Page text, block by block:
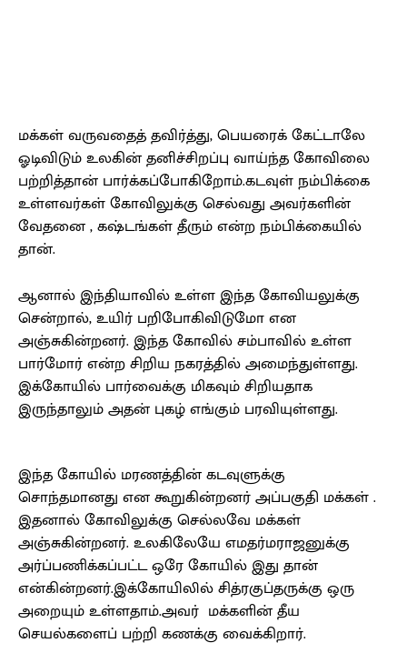
மக்கள் வருவதைத் தவிர்த்து, பெயரைக் கேட்டாலே
ஓடிவிடும் உலகின் தனிச்சிறப்பு வாய்ந்த கோவிலை
பற்றித்தான் பார்க்கப்போகிறோம்.கடவுள் நம்பிக்கை
உள்ளவர்கள் கோவிலுக்கு செல்வது அவர்களின்
வேதனை , கஷ்டங்கள் தீரும் என்ற நம்பிக்கையில்
தான்.
ஆனால் இந்தியாவில் உள்ள இந்த கோவியலுக்கு
சென்றால், உயிர் பறிபோகிவிடுமோ என
அஞ்சுகின்றனர். இந்த கோவில் சம்பாவில் உள்ள
பார்மோர் என்ற சிறிய நகரத்தில் அமைந்துள்ளது.
இக்கோயில் பார்வைக்கு மிகவும் சிறியதாக
இருந்தாலும் அதன் புகழ் எங்கும் பரவியுள்ளது.
இந்த கோயில் மரணத்தின் கடவுளுக்கு
சொந்தமானது என கூறுகின்றனர் அப்பகுதி மக்கள் .
இதனால் கோவிலுக்கு செல்லவே மக்கள்
அஞ்சுகின்றனர். உலகிலேயே எமதர்மராஜனுக்கு
அர்ப்பணிக்கப்பட்ட ஒரே கோயில் இது தான்
என்கின்றனர்.இக்கோயிலில் சித்ரகுப்தருக்கு ஒரு
அறையும் உள்ளதாம்.அவர் மக்களின் தீய
செயல்களைப் பற்றி கணக்கு வைக்கிறார்.